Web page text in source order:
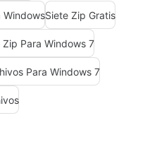
WindowsSiete Zip Gratis
Zip Para Windows 7
Para Windows 7